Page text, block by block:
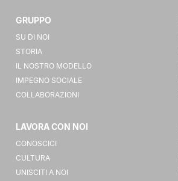
GRUPPO
SU DI NOI
STORIA
IL NOSTRO MODELLO
IMPEGNO SOCIALE
COLLABORAZIONI
LAVORA CON NOI
CONOSCICI
CULTURA
UNISCITI A NOI